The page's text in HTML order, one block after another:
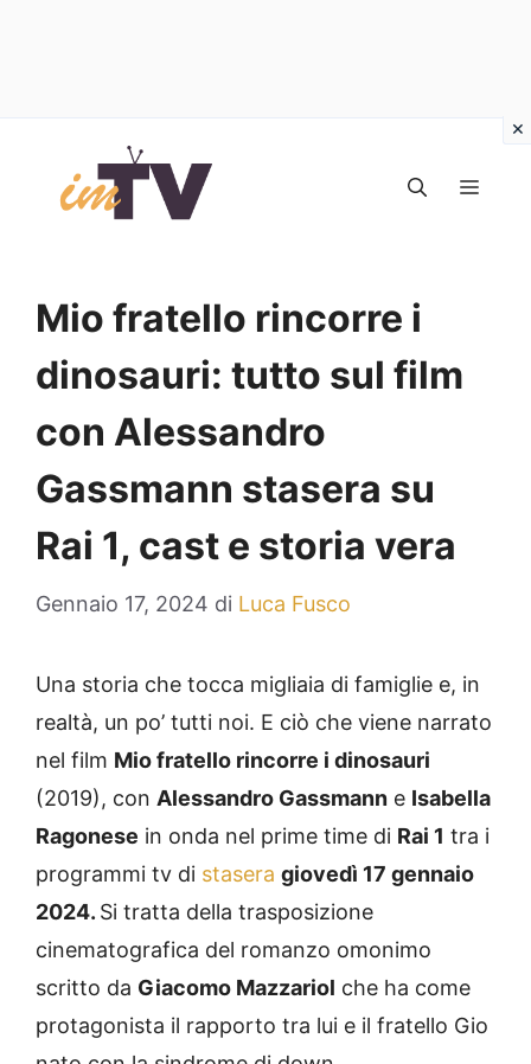
contenuto
Mio fratello rincorre i
dinosauri: tutto sul film
con Alessandro
Gassmann stasera su
Rai 1, cast e storia vera
Gennaio 17, 2024 di Luca Fusco
Una storia che tocca migliaia di famiglie e, in
realtà, un po’ tutti noi. E ciò che viene narrato
nel film Mio fratello rincorre i dinosauri
(2019), con Alessandro Gassmann e Isabella
Ragonese in onda nel prime time di Rai 1 tra i
programmi tv di stasera giovedì 17 gennaio
2024. Si tratta della trasposizione
cinematografica del romanzo omonimo
scritto da Giacomo Mazzariol che ha come
protagonista il rapporto tra lui e il fratello Gio